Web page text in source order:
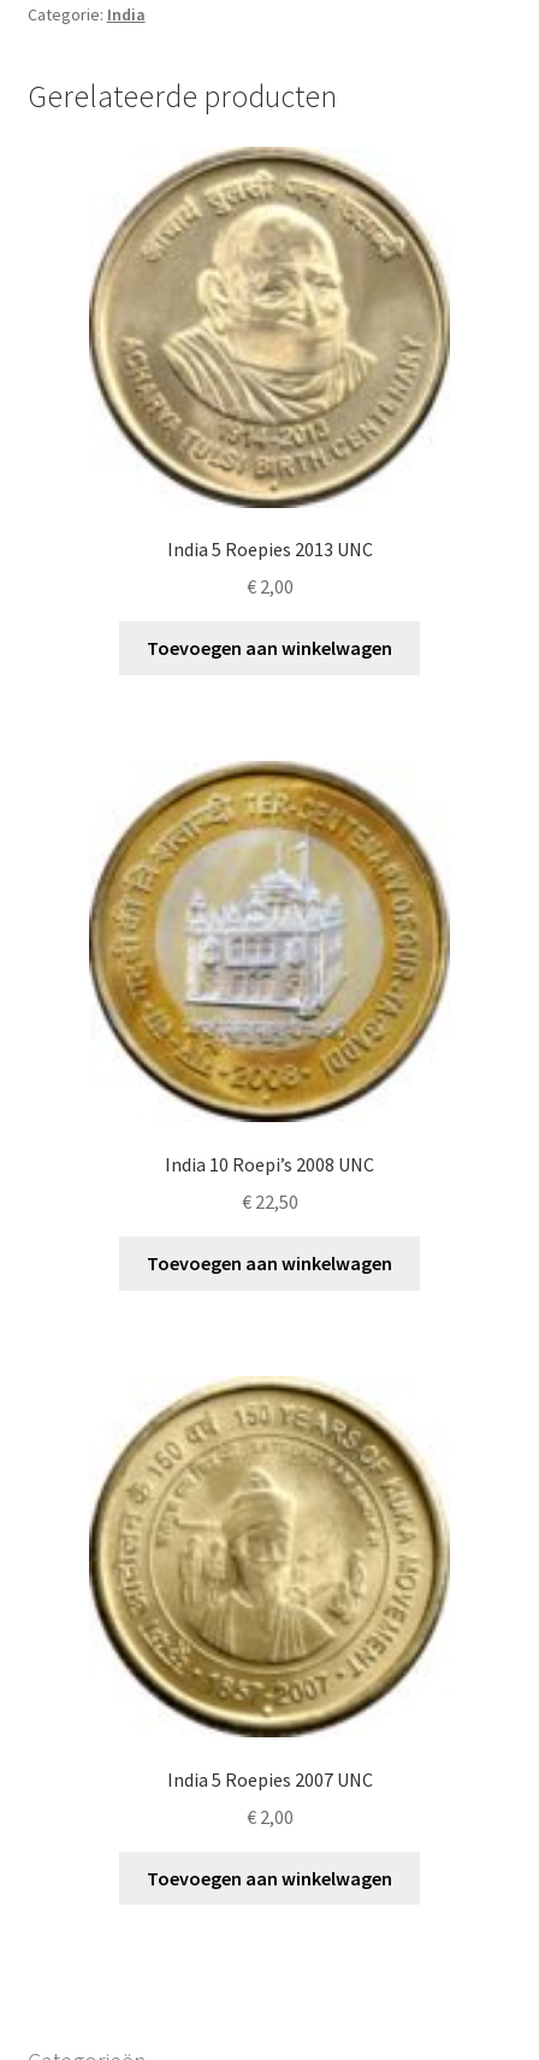
aantal
Categorie: India
Gerelateerde producten
India 5 Roepies 2013 UNC
€2,00
Toevoegen aan winkelwagen
India 10 Roepi’s 2008 UNC
€22,50
Toevoegen aan winkelwagen
India 5 Roepies 2007 UNC
€2,00
Toevoegen aan winkelwagen